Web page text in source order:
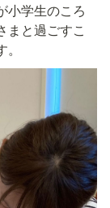
小学生のころ
まと過ごすこ